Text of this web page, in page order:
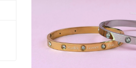
PERSONALIZADA
BRILHANTES